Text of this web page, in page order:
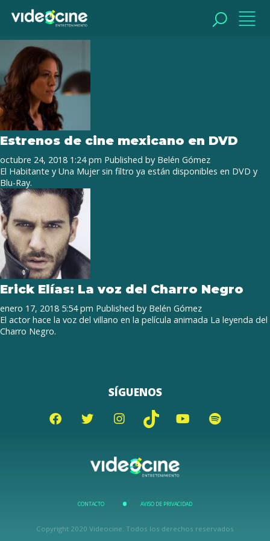
Tag Archive: Cuando los hijos
regresan
Estrenos de cine mexicano en DVD
octubre 24, 2018 1:24 pm Published by Belén Gómez
El Habitante y Una Mujer sin filtro ya están disponibles en DVD y
Blu-Ray.
Erick Elías: La voz del Charro Negro
enero 17, 2018 5:54 pm Published by Belén Gómez
El actor hace la voz del villano en la película animada La leyenda del
Charro Negro.
SÍGUENOS
CONTACTO AVISO DE PRIVACIDAD
Copyright 2020 Videocine. Todos los derechos reservados